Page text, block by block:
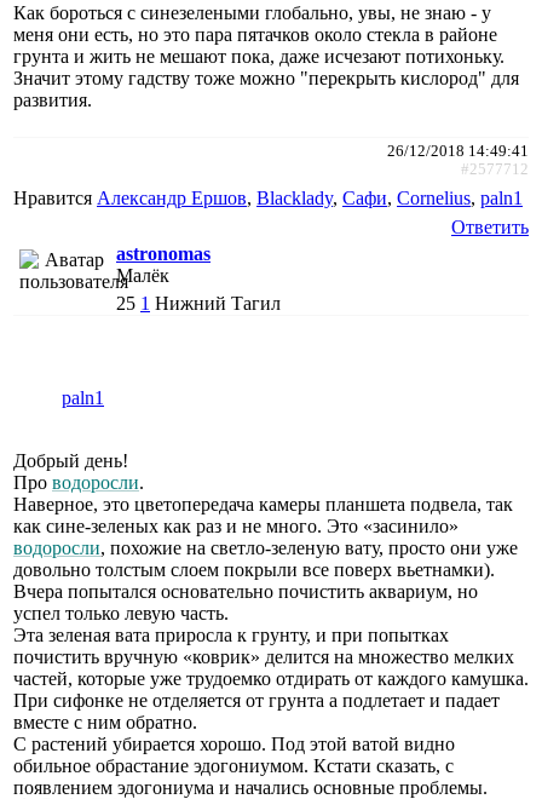
Как бороться с синезелеными глобально, увы, не знаю - у
меня они есть, но это пара пятачков около стекла в районе
грунта и жить не мешают пока, даже исчезают потихоньку.
Значит этому гадству тоже можно "перекрыть кислород" для
развития.
26/12/2018 14:49:41
#2577712
Нравится Александр Ершов, Blacklady, Сафи, Cornelius, paln1
Ответить
astronomas
Малёк
25 1 Нижний Тагил
paln1
Добрый день!
Про водоросли.
Наверное, это цветопередача камеры планшета подвела, так
как сине-зеленых как раз и не много. Это «засинило»
водоросли, похожие на светло-зеленую вату, просто они уже
довольно толстым слоем покрыли все поверх вьетнамки).
Вчера попытался основательно почистить аквариум, но
успел только левую часть.
Эта зеленая вата приросла к грунту, и при попытках
почистить вручную «коврик» делится на множество мелких
частей, которые уже трудоемко отдирать от каждого камушка.
При сифонке не отделяется от грунта а подлетает и падает
вместе с ним обратно.
С растений убирается хорошо. Под этой ватой видно
обильное обрастание эдогониумом. Кстати сказать, с
появлением эдогониума и начались основные проблемы.